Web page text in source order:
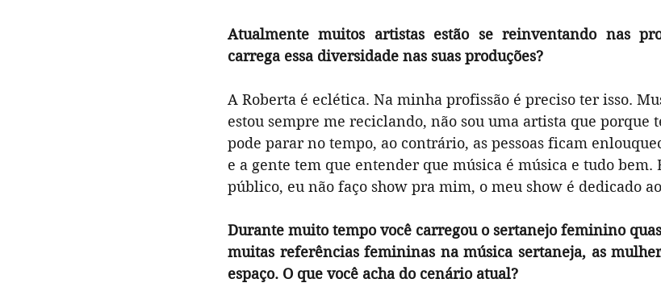
Atualmente muitos artistas estão se reinventando nas
carrega essa diversidade nas suas produções?
A Roberta é eclética. Na minha profissão é preciso ter isso.
estou sempre me reciclando, não sou uma artista que porque
pode parar no tempo, ao contrário, as pessoas ficam
e a gente tem que entender que música é música e tudo bem.
público, eu não faço show pra mim, o meu show é dedicado
Durante muito tempo você carregou o sertanejo feminino
muitas referências femininas na música sertaneja, as
espaço. O que você acha do cenário atual?